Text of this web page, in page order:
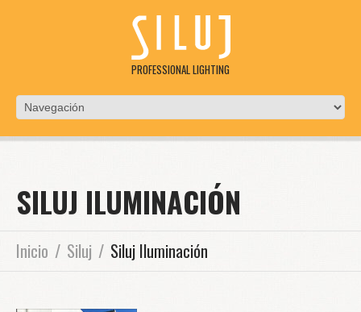
PROFESSIONAL LIGHTING
SILUJ ILUMINACIÓN
Inicio Siluj Siluj Iluminación